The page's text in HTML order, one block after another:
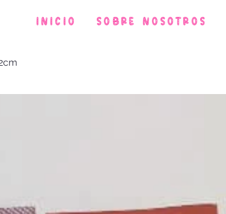
Inicio Sobre Nosotros